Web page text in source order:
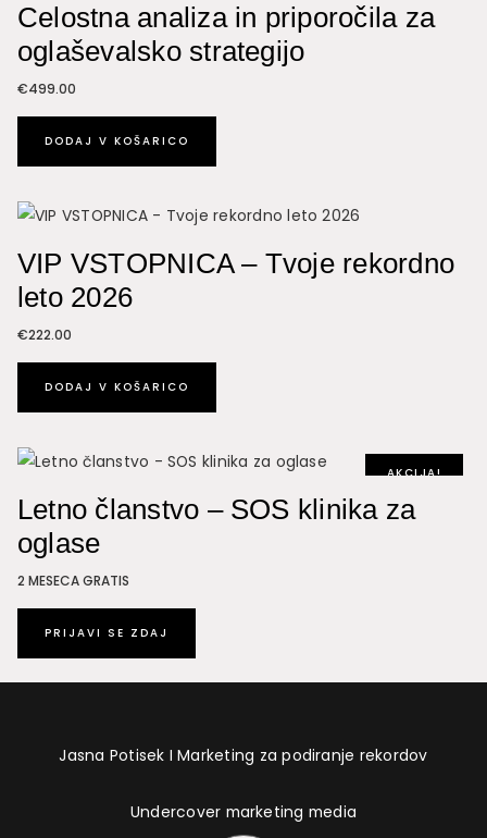
Celostna analiza in priporočila za
oglaševalsko strategijo
€499.00
DODAJ V KOŠARICO
VIP VSTOPNICA – Tvoje rekordno
leto 2026
€222.00
DODAJ V KOŠARICO
AKCIJA!
Letno članstvo – SOS klinika za
oglase
2 MESECA GRATIS
PRIJAVI SE ZDAJ
Jasna Potisek I Marketing za podiranje rekordov
Undercover marketing media